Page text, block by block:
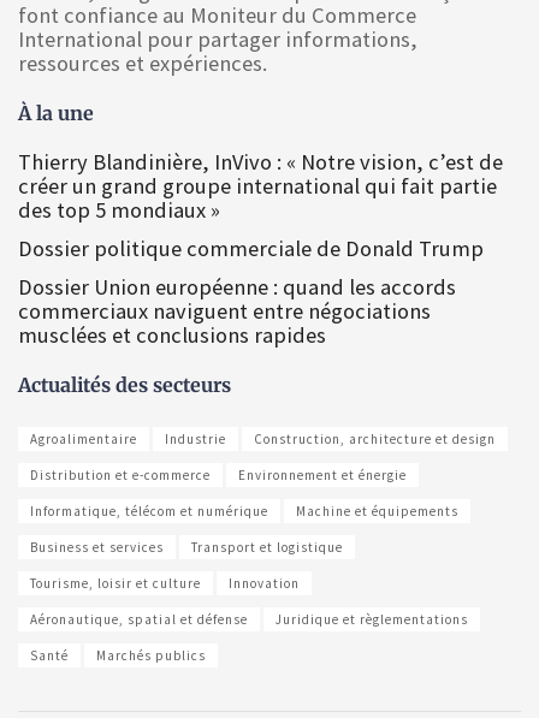
font confiance au Moniteur du Commerce
International pour partager informations,
ressources et expériences.
À la une
Thierry Blandinière, InVivo : « Notre vision, c’est de
créer un grand groupe international qui fait partie
des top 5 mondiaux »
Dossier politique commerciale de Donald Trump
Dossier Union européenne : quand les accords
commerciaux naviguent entre négociations
musclées et conclusions rapides
Actualités des secteurs
Agroalimentaire Industrie Construction, architecture et design
Distribution et e-commerce Environnement et énergie
Informatique, télécom et numérique Machine et équipements
Business et services Transport et logistique
Tourisme, loisir et culture Innovation
Aéronautique, spatial et défense Juridique et règlementations
Santé Marchés publics